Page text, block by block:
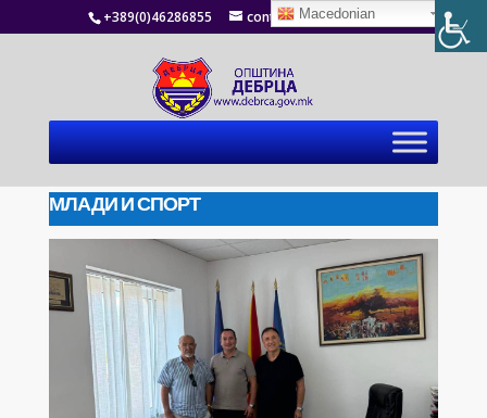
+389(0)46286855 contact@debrca.gov.mk
МЛАДИ И СПОРТ
Macedonian